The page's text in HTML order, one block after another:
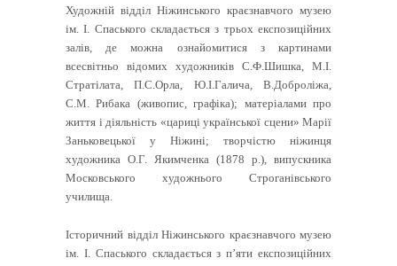
Художній відділ Ніжинського краєзнавчого музею
ім. І. Спаського складається з трьох експозиційних
залів, де можна ознайомитися з картинами
всесвітньо відомих художників С.Ф.Шишка, М.І.
Стратілата, П.С.Орла, Ю.І.Галича, В.Доброліжа,
С.М. Рибака (живопис, графіка); матеріалами про
життя і діяльність «цариці української сцени» Марії
Заньковецької у Ніжині; творчістю ніжинця
художника О.Г. Якимченка (1878 р.), випускника
Московського художнього Строганівського
училища.
Історичний відділ Ніжинського краєзнавчого музею
ім. І. Спаського складається з п’яти експозиційних